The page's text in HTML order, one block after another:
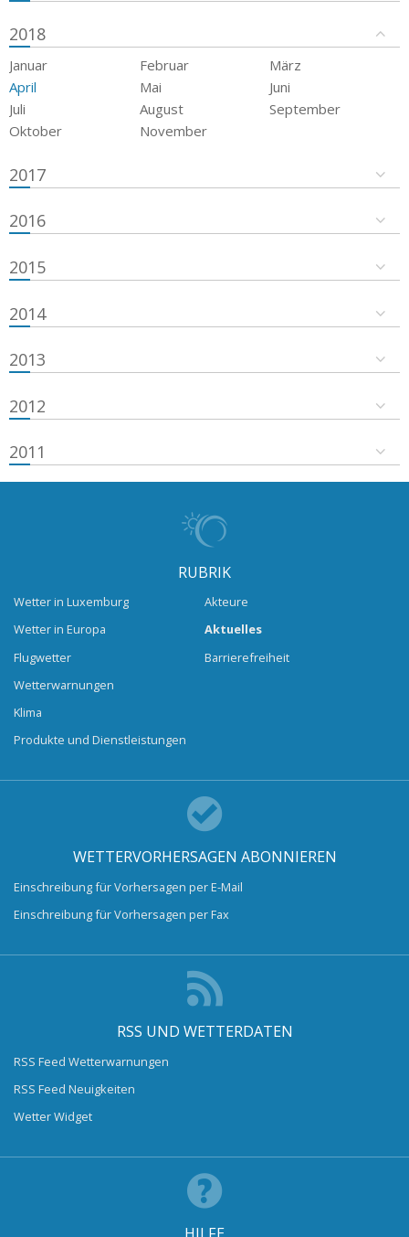
2018
Januar Februar
März
April
Mai
Juni
Juli
August
September
Oktober
November
2017
2016
2015
2014
2013
2012
2011
RUBRIK
Wetter in Luxemburg
Wetter in Europa
Flugwetter
Wetterwarnungen
Klima
Produkte und Dienstleistungen
Akteure
Aktuelles
Barrierefreiheit
WETTERVORHERSAGEN ABONNIEREN
Einschreibung für Vorhersagen per E-Mail
Einschreibung für Vorhersagen per Fax
RSS UND WETTERDATEN
RSS Feed Wetterwarnungen
RSS Feed Neuigkeiten
Wetter Widget